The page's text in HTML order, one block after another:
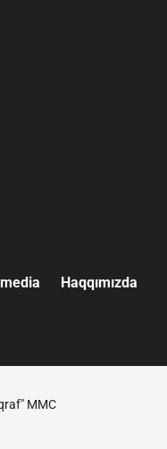
Haqqımızda
MMC